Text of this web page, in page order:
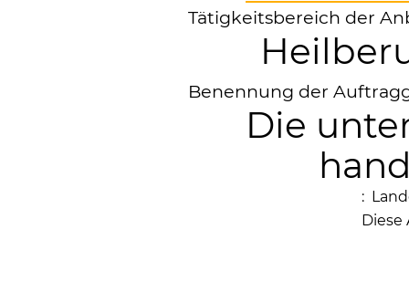
Tätigkeitsbereich der
Benennung der
Die
:
Diese